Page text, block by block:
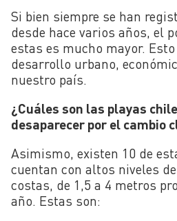
Si bien siempre se han
desde hace varios años, el
estas es mucho mayor.
desarrollo urbano,
nuestro país.
¿Cuáles son las playas
desaparecer por el cambio
Asimismo, existen 10 de
cuentan con altos niveles
costas, de 1,5 a 4 metros
año. Estas son: